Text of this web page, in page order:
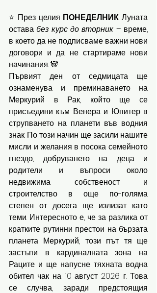
⭐ През целия ПОНЕДЕЛНИК Луната
остава без курс до вторник – време,
в което да не подписваме важни нови
договори и да не стартираме нови
начинания. 🐼
Първият ден от седмицата ще
ознаменува и преминаването на
Меркурий в Рак, който ще се
присъедини към Венера и Юпитер в
струпването на планети във водния
знак. По този начин ще засили нашите
мисли и желания в посока семейното
гнездо, добруването на деца и
родители и въпроси около
недвижима собственост и
строителство в още по-голяма
степен от досега ще излизат като
теми. Интересното е, че за разлика от
кратките рутинни престои на бързата
планета Меркурий, този път тя ще
застъпи в кардиналната зона на
Раците и ще напусне тяхната водна
обител чак на 10 август 2026 г. Това